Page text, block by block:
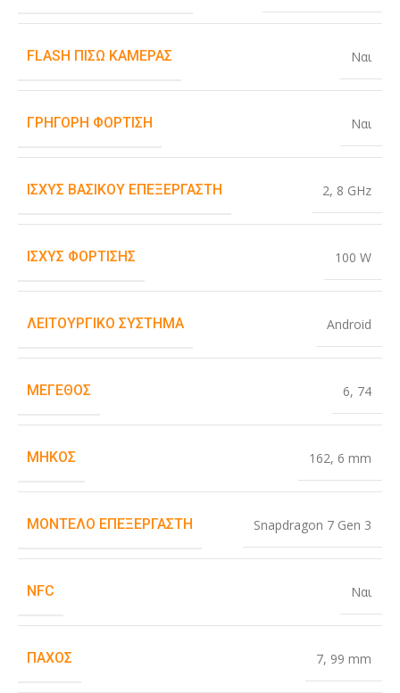
FLASH ΠΊΣΩ ΚΆΜΕΡΑΣ Ναι
ΓΡΉΓΟΡΗ ΦΌΡΤΙΣΗ Ναι
ΙΣΧΎΣ ΒΑΣΙΚΟΎ ΕΠΕΞΕΡΓΑΣΤΉ 2, 8 GHz
ΙΣΧΎΣ ΦΌΡΤΙΣΗΣ 100 W
ΛΕΙΤΟΥΡΓΙΚΌ ΣΎΣΤΗΜΑ Android
ΜΈΓΕΘΟΣ 6, 74
ΜΉΚΟΣ 162, 6 mm
ΜΟΝΤΈΛΟ ΕΠΕΞΕΡΓΑΣΤΉ Snapdragon 7 Gen 3
NFC Ναι
ΠΆΧΟΣ 7, 99 mm